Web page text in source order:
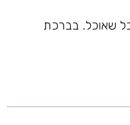
שאוכל. בברכת